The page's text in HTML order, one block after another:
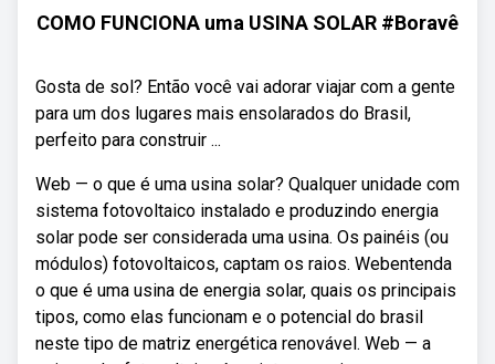
COMO FUNCIONA uma USINA SOLAR #Boravê
Gosta de sol? Então você vai adorar viajar com a gente
para um dos lugares mais ensolarados do Brasil,
perfeito para construir ...
Web — o que é uma usina solar? Qualquer unidade com
sistema fotovoltaico instalado e produzindo energia
solar pode ser considerada uma usina. Os painéis (ou
módulos) fotovoltaicos, captam os raios. Webentenda
o que é uma usina de energia solar, quais os principais
tipos, como elas funcionam e o potencial do brasil
neste tipo de matriz energética renovável. Web — a